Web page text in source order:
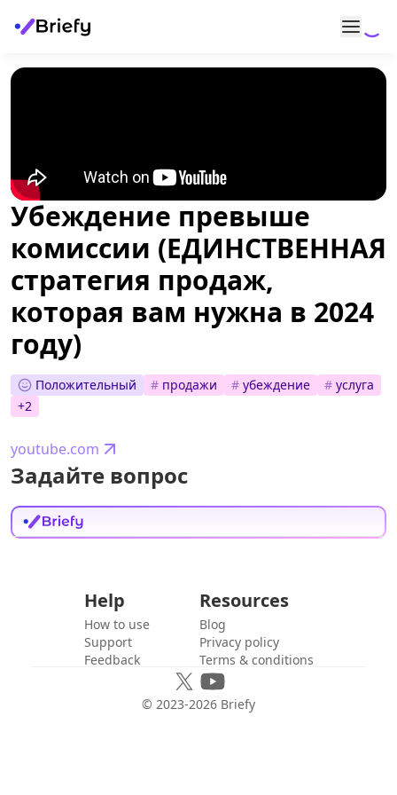
Убеждение превыше
комиссии (ЕДИНСТВЕННАЯ
стратегия продаж,
которая вам нужна в 2024
году)
Положительный # продажи # убеждение # услуга
+2
youtube.com
Задайте вопрос
Help
How to use
Support
Feedback
Resources
Blog
Privacy policy
Terms & conditions
© 2023-2026 Briefy